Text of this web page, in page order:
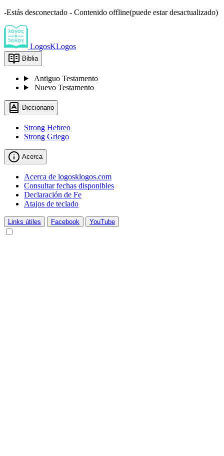
-Estás desconectado - Contenido offline(puede estar desactualizado)
LogosKLogos
Biblia
Antiguo Testamento
Nuevo Testamento
Diccionario
Strong Hebreo
Strong Griego
Acerca
Acerca de logosklogos.com
Consultar fechas disponibles
Declaración de Fe
Atajos de teclado
Links útiles Facebook YouTube